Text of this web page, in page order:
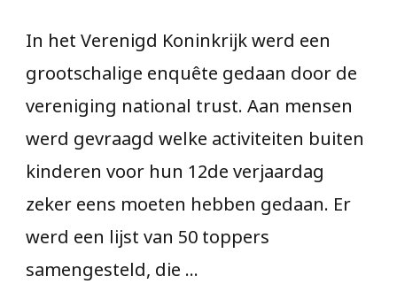
In het Verenigd Koninkrijk werd een
grootschalige enquête gedaan door de
vereniging national trust. Aan mensen
werd gevraagd welke activiteiten buiten
kinderen voor hun 12de verjaardag
zeker eens moeten hebben gedaan. Er
werd een lijst van 50 toppers
samengesteld, die …